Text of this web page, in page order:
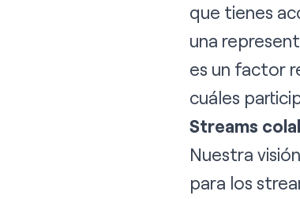
que tienes
una
es un factor
cuáles
Streams
Nuestra
para los